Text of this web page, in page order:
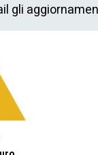
gli